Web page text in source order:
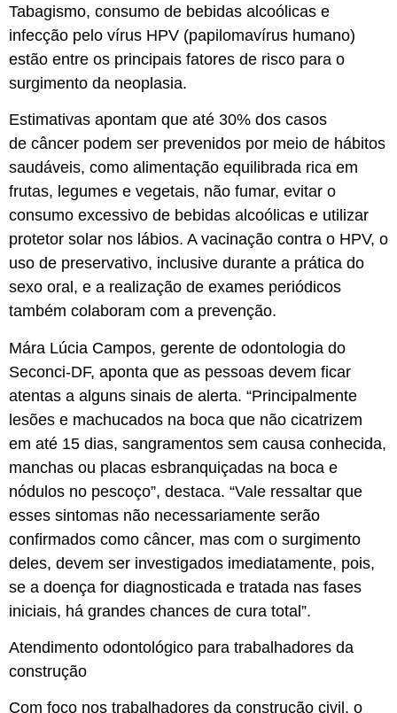
Tabagismo, consumo de bebidas alcoólicas e
infecção pelo vírus HPV (papilomavírus humano)
estão entre os principais fatores de risco para o
surgimento da neoplasia.
Estimativas apontam que até 30% dos casos
de câncer podem ser prevenidos por meio de hábitos
saudáveis, como alimentação equilibrada rica em
frutas, legumes e vegetais, não fumar, evitar o
consumo excessivo de bebidas alcoólicas e utilizar
protetor solar nos lábios. A vacinação contra o HPV, o
uso de preservativo, inclusive durante a prática do
sexo oral, e a realização de exames periódicos
também colaboram com a prevenção.
Mára Lúcia Campos, gerente de odontologia do
Seconci-DF, aponta que as pessoas devem ficar
atentas a alguns sinais de alerta. “Principalmente
lesões e machucados na boca que não cicatrizem
em até 15 dias, sangramentos sem causa conhecida,
manchas ou placas esbranquiçadas na boca e
nódulos no pescoço”, destaca. “Vale ressaltar que
esses sintomas não necessariamente serão
confirmados como câncer, mas com o surgimento
deles, devem ser investigados imediatamente, pois,
se a doença for diagnosticada e tratada nas fases
iniciais, há grandes chances de cura total”.
Atendimento odontológico para trabalhadores da
construção
Com foco nos trabalhadores da construção civil, o